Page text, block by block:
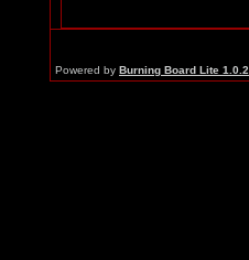
Powered by Burning Board Lite 1.0.2